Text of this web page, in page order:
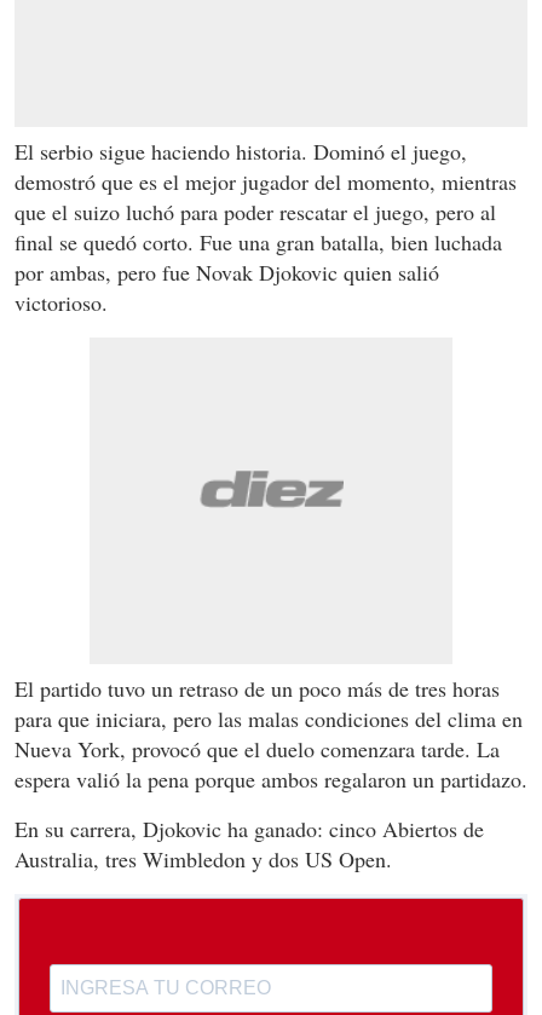
El serbio sigue haciendo historia. Dominó el juego,
demostró que es el mejor jugador del momento, mientras
que el suizo luchó para poder rescatar el juego, pero al
final se quedó corto. Fue una gran batalla, bien luchada
por ambas, pero fue Novak Djokovic quien salió
victorioso.
El partido tuvo un retraso de un poco más de tres horas
para que iniciara, pero las malas condiciones del clima en
Nueva York, provocó que el duelo comenzara tarde. La
espera valió la pena porque ambos regalaron un partidazo.
En su carrera, Djokovic ha ganado: cinco Abiertos de
Australia, tres Wimbledon y dos US Open.